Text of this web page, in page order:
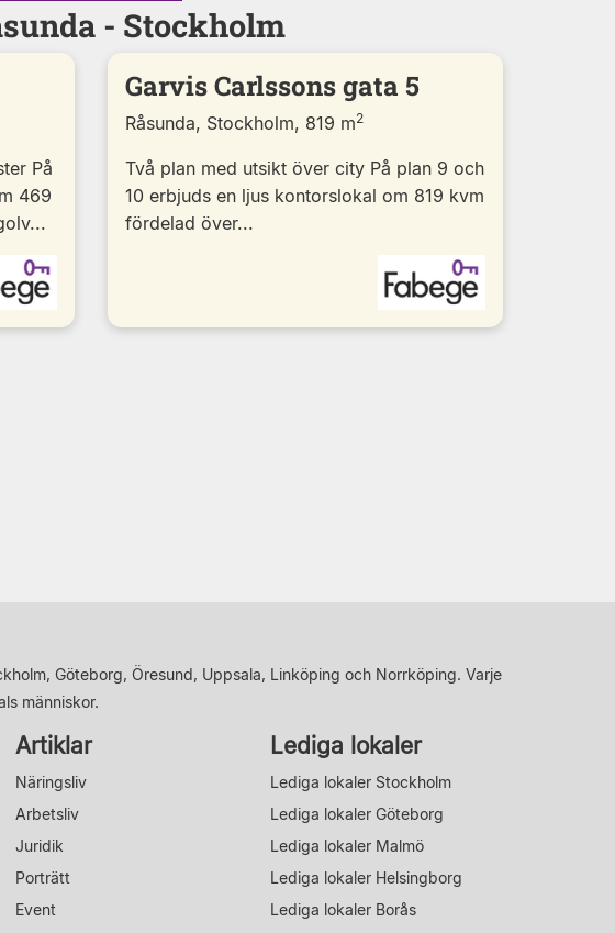
- Stockholm
På
469
Garvis Carlssons gata 5
Råsunda, Stockholm, 819 m2
Två plan med utsikt över city På plan 9 och
10 erbjuds en ljus kontorslokal om 819 kvm
fördelad över...
Göteborg, Öresund, Uppsala, Linköping och Norrköping. Varje
människor.
Artiklar
Näringsliv
Arbetsliv
Juridik
Porträtt
Event
Lediga lokaler
Lediga lokaler Stockholm
Lediga lokaler Göteborg
Lediga lokaler Malmö
Lediga lokaler Helsingborg
Lediga lokaler Borås